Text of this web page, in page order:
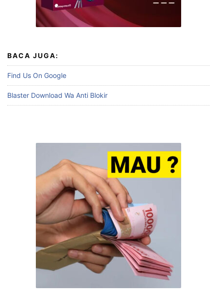
BACA JUGA:
Find Us On Google
Blaster Download Wa Anti Blokir